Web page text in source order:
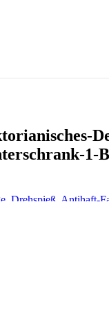
Drehspieß, Antihaft-
1-